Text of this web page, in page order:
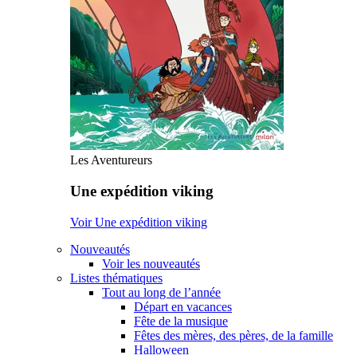
Les Aventureurs
Une expédition viking
Voir Une expédition viking
Nouveautés
Voir les nouveautés
Listes thématiques
Tout au long de l’année
Départ en vacances
Fête de la musique
Fêtes des mères, des pères, de la famille
Halloween